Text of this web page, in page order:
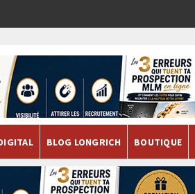
BLOG LONGRICH BOUTIQUE